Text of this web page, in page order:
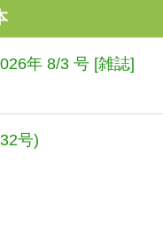
年 8/3 号 [雑誌]
号)